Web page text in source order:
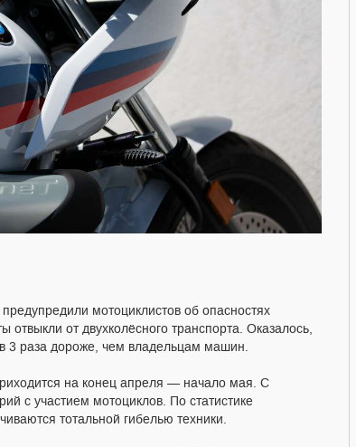
мотоциклистов об опасностях
отвыкли от двухколёсного транспорта. Оказалось,
3 раза дороже, чем владельцам машин.
на конец апреля — начало мая. С
с участием мотоциклов. По статистике
тотальной гибелью техники.